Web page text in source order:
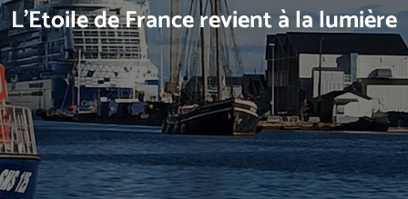
L'Etoile de France revient à la lumière